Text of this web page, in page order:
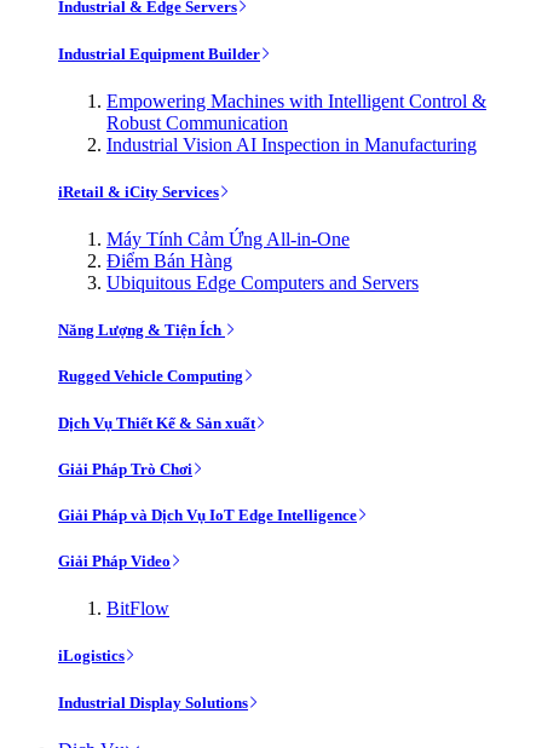
Industrial & Edge Servers
Industrial Equipment Builder
Empowering Machines with Intelligent Control &
Robust Communication
Industrial Vision AI Inspection in Manufacturing
iRetail & iCity Services
Máy Tính Cảm Ứng All-in-One
Điểm Bán Hàng
Ubiquitous Edge Computers and Servers
Năng Lượng & Tiện Ích
Rugged Vehicle Computing
Dịch Vụ Thiết Kế & Sản xuất
Giải Pháp Trò Chơi
Giải Pháp và Dịch Vụ IoT Edge Intelligence
Giải Pháp Video
BitFlow
iLogistics
Industrial Display Solutions